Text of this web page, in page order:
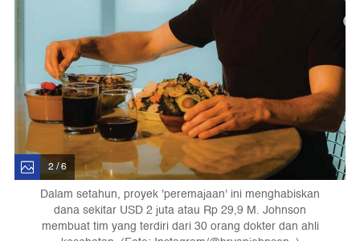
2 / 6
Dalam setahun, proyek 'peremajaan' ini menghabiskan
dana sekitar USD 2 juta atau Rp 29,9 M. Johnson
membuat tim yang terdiri dari 30 orang dokter dan ahli